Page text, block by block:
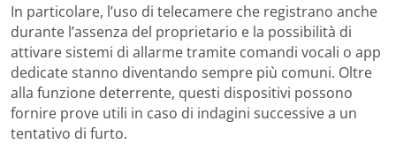
In particolare, l’uso di telecamere che registrano anche
durante l’assenza del proprietario e la possibilità di
attivare sistemi di allarme tramite comandi vocali o app
dedicate stanno diventando sempre più comuni. Oltre
alla funzione deterrente, questi dispositivi possono
fornire prove utili in caso di indagini successive a un
tentativo di furto.